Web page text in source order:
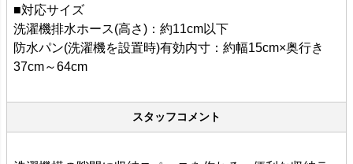
■対応サイズ
洗濯機排水ホース(高さ)：約11cm以下
防水パン(洗濯機を設置時)有効内寸：約幅15cm×奥行き
37cm～64cm
スタッフコメント